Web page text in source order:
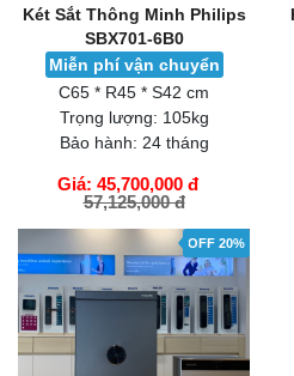
Két Sắt Thông Minh Philips
SBX701-6B0
Miễn phí vận chuyển
C65 * R45 * S42 cm
Trọng lượng: 105kg
Bảo hành: 24 tháng
Giá: 45,700,000 đ
57,125,000 đ
GIỎ HÀNG
OFF 20%